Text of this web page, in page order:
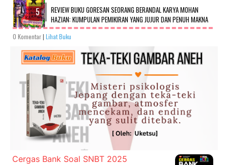
REVIEW BUKU GORESAN SEORANG BERANDAL KARYA MOHAN
HAZIAN: KUMPULAN PEMIKIRAN YANG JUJUR DAN PENUH MAKNA
0 Komentar| Lihat Buku
Cergas Bank Soal SNBT 2025